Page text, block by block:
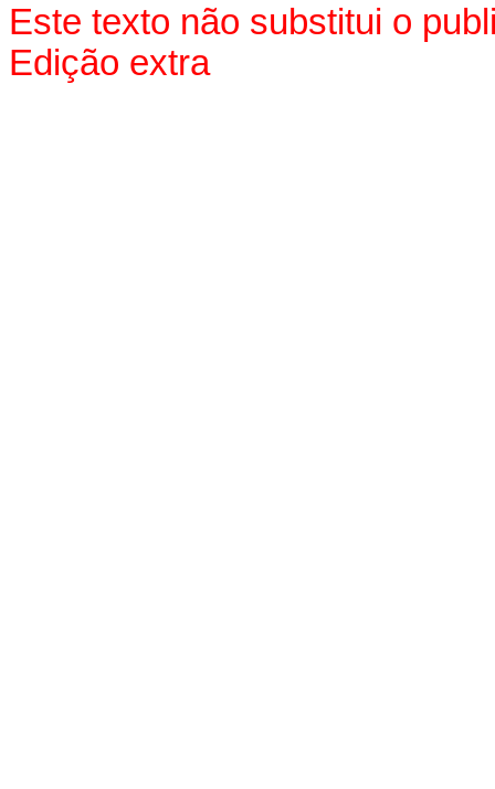
Este texto não substitui o
Edição extra